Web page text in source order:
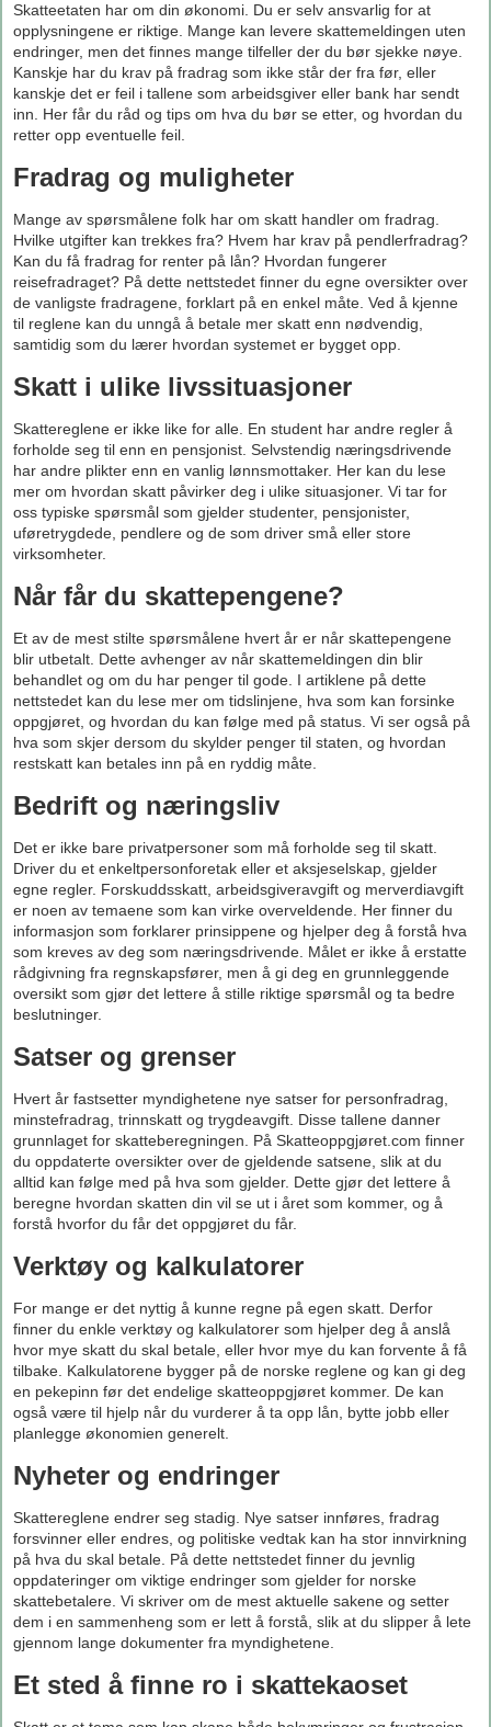
Skatteetaten har om din økonomi. Du er selv ansvarlig for at
opplysningene er riktige. Mange kan levere skattemeldingen uten
endringer, men det finnes mange tilfeller der du bør sjekke nøye.
Kanskje har du krav på fradrag som ikke står der fra før, eller
kanskje det er feil i tallene som arbeidsgiver eller bank har sendt
inn. Her får du råd og tips om hva du bør se etter, og hvordan du
retter opp eventuelle feil.
Fradrag og muligheter
Mange av spørsmålene folk har om skatt handler om fradrag.
Hvilke utgifter kan trekkes fra? Hvem har krav på pendlerfradrag?
Kan du få fradrag for renter på lån? Hvordan fungerer
reisefradraget? På dette nettstedet finner du egne oversikter over
de vanligste fradragene, forklart på en enkel måte. Ved å kjenne
til reglene kan du unngå å betale mer skatt enn nødvendig,
samtidig som du lærer hvordan systemet er bygget opp.
Skatt i ulike livssituasjoner
Skattereglene er ikke like for alle. En student har andre regler å
forholde seg til enn en pensjonist. Selvstendig næringsdrivende
har andre plikter enn en vanlig lønnsmottaker. Her kan du lese
mer om hvordan skatt påvirker deg i ulike situasjoner. Vi tar for
oss typiske spørsmål som gjelder studenter, pensjonister,
uføretrygdede, pendlere og de som driver små eller store
virksomheter.
Når får du skattepengene?
Et av de mest stilte spørsmålene hvert år er når skattepengene
blir utbetalt. Dette avhenger av når skattemeldingen din blir
behandlet og om du har penger til gode. I artiklene på dette
nettstedet kan du lese mer om tidslinjene, hva som kan forsinke
oppgjøret, og hvordan du kan følge med på status. Vi ser også på
hva som skjer dersom du skylder penger til staten, og hvordan
restskatt kan betales inn på en ryddig måte.
Bedrift og næringsliv
Det er ikke bare privatpersoner som må forholde seg til skatt.
Driver du et enkeltpersonforetak eller et aksjeselskap, gjelder
egne regler. Forskuddsskatt, arbeidsgiveravgift og merverdiavgift
er noen av temaene som kan virke overveldende. Her finner du
informasjon som forklarer prinsippene og hjelper deg å forstå hva
som kreves av deg som næringsdrivende. Målet er ikke å erstatte
rådgivning fra regnskapsfører, men å gi deg en grunnleggende
oversikt som gjør det lettere å stille riktige spørsmål og ta bedre
beslutninger.
Satser og grenser
Hvert år fastsetter myndighetene nye satser for personfradrag,
minstefradrag, trinnskatt og trygdeavgift. Disse tallene danner
grunnlaget for skatteberegningen. På Skatteoppgjøret.com finner
du oppdaterte oversikter over de gjeldende satsene, slik at du
alltid kan følge med på hva som gjelder. Dette gjør det lettere å
beregne hvordan skatten din vil se ut i året som kommer, og å
forstå hvorfor du får det oppgjøret du får.
Verktøy og kalkulatorer
For mange er det nyttig å kunne regne på egen skatt. Derfor
finner du enkle verktøy og kalkulatorer som hjelper deg å anslå
hvor mye skatt du skal betale, eller hvor mye du kan forvente å få
tilbake. Kalkulatorene bygger på de norske reglene og kan gi deg
en pekepinn før det endelige skatteoppgjøret kommer. De kan
også være til hjelp når du vurderer å ta opp lån, bytte jobb eller
planlegge økonomien generelt.
Nyheter og endringer
Skattereglene endrer seg stadig. Nye satser innføres, fradrag
forsvinner eller endres, og politiske vedtak kan ha stor innvirkning
på hva du skal betale. På dette nettstedet finner du jevnlig
oppdateringer om viktige endringer som gjelder for norske
skattebetalere. Vi skriver om de mest aktuelle sakene og setter
dem i en sammenheng som er lett å forstå, slik at du slipper å lete
gjennom lange dokumenter fra myndighetene.
Et sted å finne ro i skattekaoset